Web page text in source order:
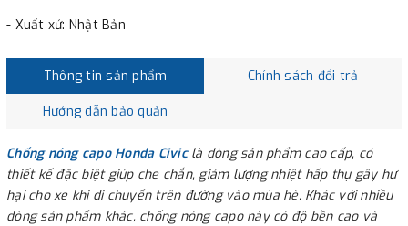
- Xuất xứ: Nhật Bản
Thông tin sản phẩm Chính sách đổi trả
Hướng dẫn bảo quản
Chống nóng capo Honda Civiclà dòng sản phẩm cao cấp, có
thiết kế đặc biệt giúp che chắn, giảm lượng nhiệt hấp thụ gây hư
hại cho xe khi di chuyển trên đường vào mùa hè. Khác với nhiều
dòng sản phẩm khác, chống nóng capo này có độ bền cao và